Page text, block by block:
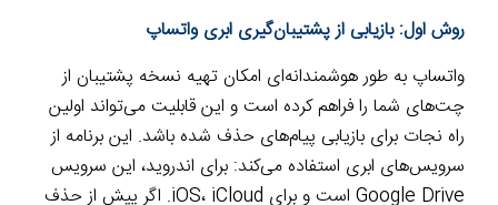
روش اول: بازیابی از پشتیبان‌گیری ابری واتساپ
واتساپ به طور هوشمندانه‌ای امکان تهیه نسخه پشتیبان از
چت‌های شما را فراهم کرده است و این قابلیت می‌تواند اولین
راه نجات برای بازیابی پیام‌های حذف شده باشد. این برنامه از
سرویس‌های ابری استفاده می‌کند: برای اندروید، این سرویس
Google Drive است و برای iOS، iCloud. اگر پیش از حذف